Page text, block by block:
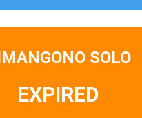
SOLO
EXPIRED